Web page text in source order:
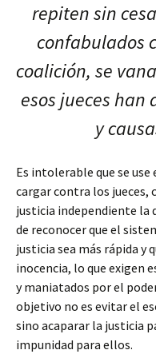
repiten sin
confabulados
coalición, se
esos jueces han
y
Es intolerable que se
cargar contra los jueces,
justicia independiente la
de reconocer que el
justicia sea más rápida y
inocencia, lo que exigen
y maniatados por el
objetivo no es evitar el
sino acaparar la justicia
impunidad para ellos.